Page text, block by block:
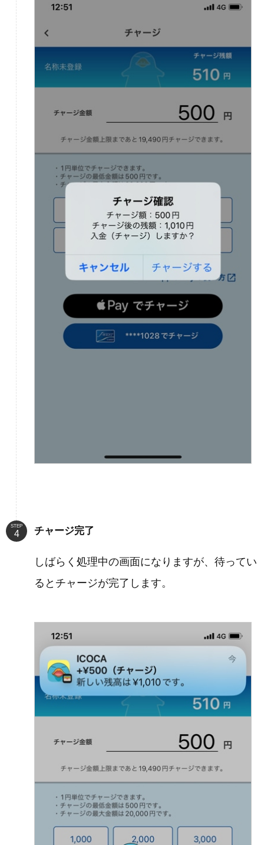
STEP チャージ完了
しばらく処理中の画面になりますが、待ってい
るとチャージが完了します。